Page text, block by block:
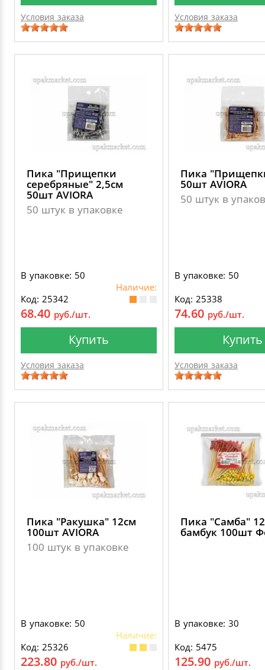
Условия заказа Условия заказа
Пика "Прищепки
серебряные" 2,5см
50шт AVIORA
50 штук в упаковке
В упаковке: 50
Наличие:
Код: 25342
68.40 руб./шт.
Купить
Условия заказа
Пика
50шт AVIORA
50 штук в
В упаковке: 50
Код: 25338
74.60 руб./шт.
Купить
Условия заказа
Пика "Ракушка" 12см
100шт AVIORA
100 штук в упаковке
В упаковке: 50
Наличие:
Код: 25326
223.80 руб./шт.
Пика "Самба"
бамбук 100шт
В упаковке: 30
Код: 5475
125.90 руб./шт.